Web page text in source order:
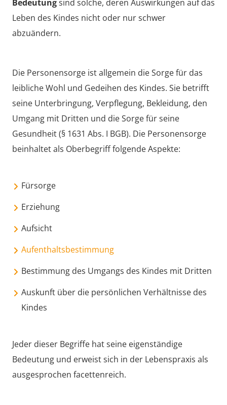
Bedeutungsind solche, deren Auswirkungen auf das
Leben des Kindes nicht oder nur schwer
abzuändern.
Die Personensorge ist allgemein die Sorge für das
leibliche Wohl und Gedeihen des Kindes. Sie betrifft
seine Unterbringung, Verpflegung, Bekleidung, den
Umgang mit Dritten und die Sorge für seine
Gesundheit (§ 1631 Abs. I BGB). Die Personensorge
beinhaltet als Oberbegriff folgende Aspekte:
Fürsorge
Erziehung
Aufsicht
Aufenthaltsbestimmung
Bestimmung des Umgangs des Kindes mit Dritten
Auskunft über die persönlichen Verhältnisse des
Kindes
Jeder dieser Begriffe hat seine eigenständige
Bedeutung und erweist sich in der Lebenspraxis als
ausgesprochen facettenreich.